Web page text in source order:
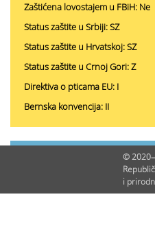
Zaštićena lovostajem u FBiH: Ne
Status zaštite u Srbiji: SZ
Status zaštite u Hrvatskoj: SZ
Status zaštite u Crnoj Gori: Z
Direktiva o pticama EU: I
Bernska konvencija: II
PODACI O NALAZIMA (ukupno
Nepublikovanih nalaza:0
©
i